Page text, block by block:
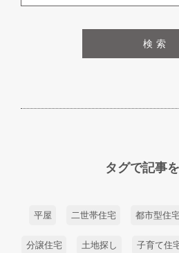
検 索
タグで記事
平屋 二世帯住宅 都市型住
分譲住宅 土地探し 子育て住